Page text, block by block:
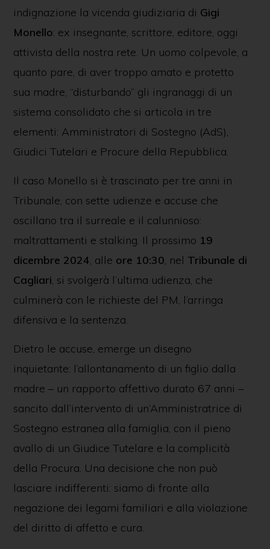
indignazione la vicenda giudiziaria di Gigi
Monello: ex insegnante, scrittore, editore, oggi
attivista della nostra rete. Un uomo colpevole, a
quanto pare, di aver troppo amato e protetto
sua madre, “disturbando” gli ingranaggi di un
sistema consolidato che si articola in tre
elementi: Amministratori di Sostegno (AdS),
Giudici Tutelari e Procure della Repubblica.
Il caso Monello si è trascinato per tre anni in
Tribunale, con sette udienze e accuse che
oscillano tra il surreale e il calunnioso:
maltrattamenti e stalking. Il prossimo 19
dicembre 2024, alle ore 10:30, nel Tribunale di
Cagliari, si svolgerà l’ultima udienza, che
culminerà con le richieste del PM, l’arringa
difensiva e la sentenza.
Dietro le accuse, emerge un disegno
inquietante: l’allontanamento di un figlio dalla
madre – un rapporto affettivo durato 67 anni –
sancito dall’intervento di un’Amministratrice di
Sostegno estranea alla famiglia, con il pieno
avallo di un Giudice Tutelare e la complicità
della Procura. Una decisione che non può
lasciare indifferenti: siamo di fronte alla
negazione dei legami familiari e alla violazione
del diritto di affetto e cura.